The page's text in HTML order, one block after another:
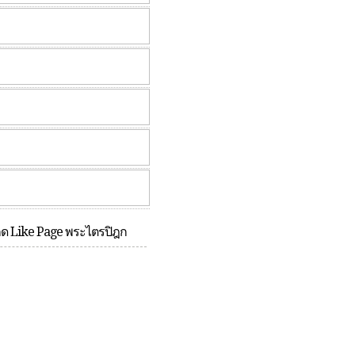
Like Page พระไตรปิฎก